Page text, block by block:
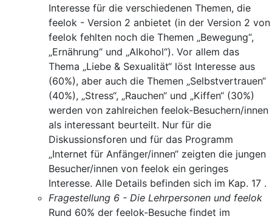
Interesse für die verschiedenen Themen, die
feelok - Version 2 anbietet (in der Version 2 von
feelok fehlten noch die Themen „Bewegung“,
„Ernährung“ und „Alkohol“). Vor allem das
Thema „Liebe & Sexualität“ löst Interesse aus
(60%), aber auch die Themen „Selbstvertrauen“
(40%), „Stress“, „Rauchen“ und „Kiffen“ (30%)
werden von zahlreichen feelok-Besuchern/innen
als interessant beurteilt. Nur für die
Diskussionsforen und für das Programm
„Internet für Anfänger/innen“ zeigten die jungen
Besucher/innen von feelok ein geringes
Interesse. Alle Details befinden sich im Kap. 17 .
Fragestellung 6 - Die Lehrpersonen und feelok
Rund 60% der feelok-Besuche findet im